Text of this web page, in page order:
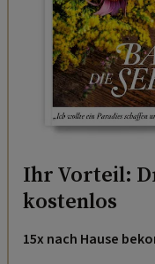
Ihr Vorteil:
kostenlos
15x nach Hause